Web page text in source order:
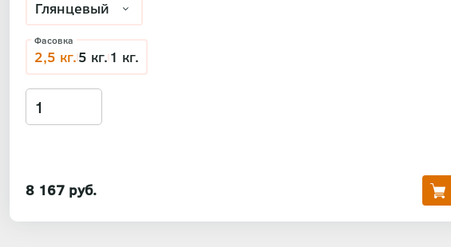
8 167 руб.
Фасовка
2,5 кг.5 кг. 1 кг.